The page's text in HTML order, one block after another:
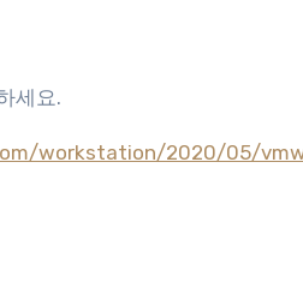
세요.
workstation/2020/05/